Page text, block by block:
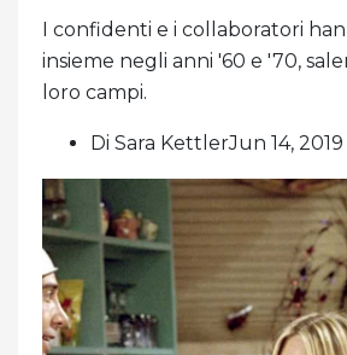
I confidenti e i collaboratori
insieme negli anni '60 e '70,
loro campi.
Di Sara KettlerJun 14, 2019